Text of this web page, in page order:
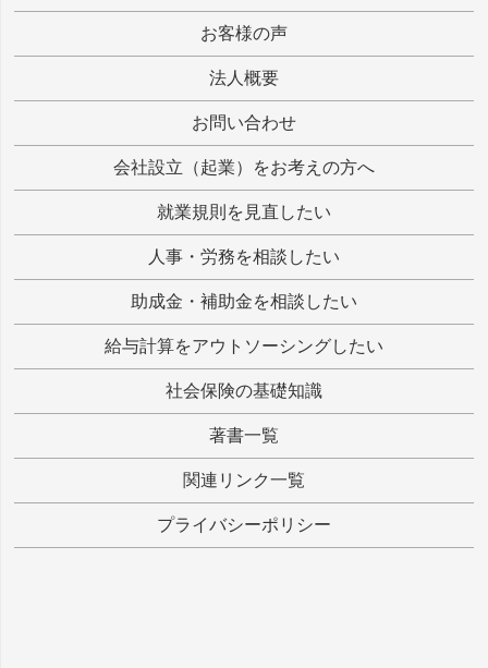
お客様の声
法人概要
お問い合わせ
会社設立（起業）をお考えの方へ
就業規則を見直したい
人事・労務を相談したい
助成金・補助金を相談したい
給与計算をアウトソーシングしたい
社会保険の基礎知識
著書一覧
関連リンク一覧
プライバシーポリシー